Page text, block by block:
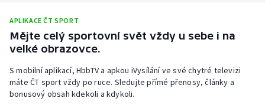
Ragby
Rychlobruslení
Rychlostní kanoistika
APLIKACE ČT SPORT
Mějte celý sportovní svět vždy u sebe i na
velké obrazovce.
S mobilní aplikací, HbbTV a apkou iVysílání ve své chytré televizi
máte ČT sport vždy po ruce. Sledujte přímé přenosy, články a
bonusový obsah kdekoli a kdykoli.